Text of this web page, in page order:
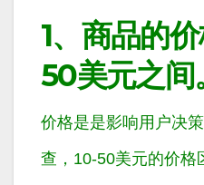
1、商品的
50美元之间
价格是是影响用户决
查，10-50美元的价格